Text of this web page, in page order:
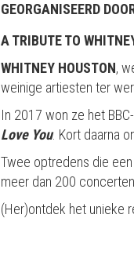
GEORGANISEERD
A TRIBUTE TO
WHITNEY HOUSTON,
weinige artiesten ter
In 2017 won ze het
Love You. Kort daarna
Twee optredens die
meer dan 200
(Her)ontdek het unieke